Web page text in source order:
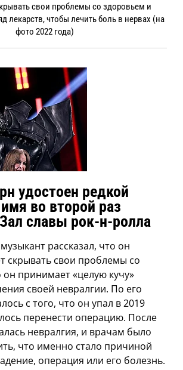
свои проблемы со здоровьем и
лекарств, чтобы лечить боль в нервах (на
фото 2022 года)
удостоен редкой
во второй раз
славы рок-н-ролла
рассказал, что он
скрывать свои проблемы со
принимает «целую кучу»
своей невралгии. По его
с того, что он упал в 2019
перенести операцию. После
невралгия, и врачам было
что именно стало причиной
операция или его болезнь.